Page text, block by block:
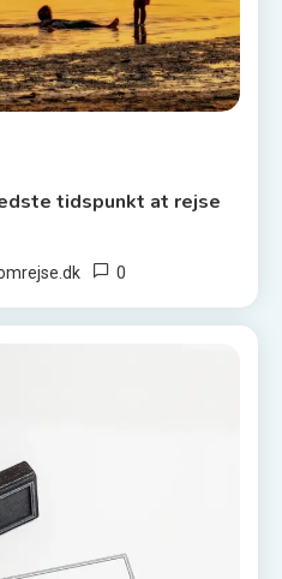
tidspunkt at rejse
0